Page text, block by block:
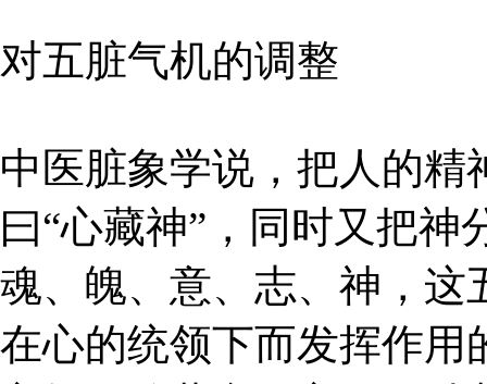
对五脏气机的调整
中医脏象学说，把人的
曰“心藏神”，同时又把
魂、魄、意、志、神，这
在心的统领下而发挥作用